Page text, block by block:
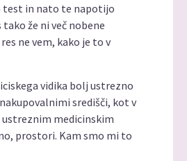
test in nato te napotijo
tako že ni več nobene
ne vem, kako je to v
vidika bolj ustrezno
središči, kot v
medicinskim
prostori. Kam smo mi to